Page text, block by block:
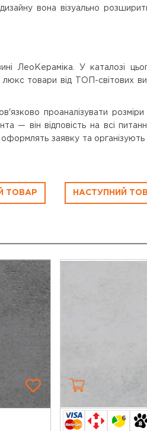
вона візуально
ЛеоКераміка. У каталозі
люкс товари від ТОП-
проаналізувати
— він відповість на всі
заявку та
ТОВАР НАСТУПНИЙ
6